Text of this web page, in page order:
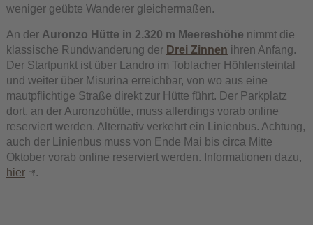
weniger geübte Wanderer gleichermaßen.
An der Auronzo Hütte in 2.320 m Meereshöhe nimmt die
klassische Rundwanderung der Drei Zinnen ihren Anfang.
Der Startpunkt ist über Landro im Toblacher Höhlensteintal
und weiter über Misurina erreichbar, von wo aus eine
mautpflichtige Straße direkt zur Hütte führt. Der Parkplatz
dort, an der Auronzohütte, muss allerdings vorab online
reserviert werden. Alternativ verkehrt ein Linienbus. Achtung,
auch der Linienbus muss von Ende Mai bis circa Mitte
Oktober vorab online reserviert werden. Informationen dazu,
hier
.